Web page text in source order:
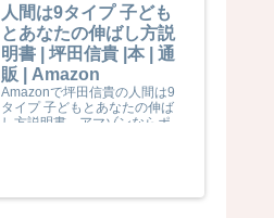
人間は9タイプ 子ども
とあなたの伸ばし方説
明書 | 坪田信貴 |本 | 通
販 | Amazon
Amazonで坪田信貴の人間は9
タイプ 子どもとあなたの伸ば
し方説明書。アマゾンならポイ
し方説明書もアマゾン配送商品